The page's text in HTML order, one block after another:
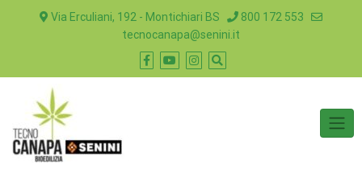
Via Erculiani, 192 - Montichiari BS
800 172 553
tecnocanapa@senini.it